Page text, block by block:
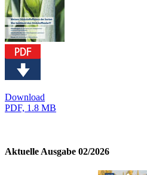
Download
PDF, 1.8 MB
Aktuelle Ausgabe 02/2026